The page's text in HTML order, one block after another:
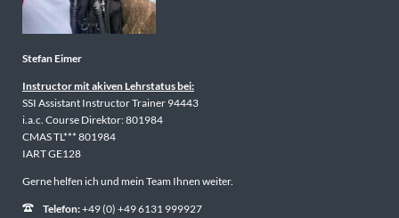
Stefan Eimer
Instructor mit akiven Lehrstatus bei:
SSI Assistant Instructor Trainer 94443
i.a.c. Course Direktor: 801984
CMAS TL*** 801984
IART GE128
Gerne helfen ich und mein Team Ihnen weiter.
Telefon:+49 (0) +49 6131 999927